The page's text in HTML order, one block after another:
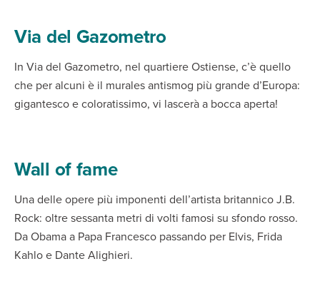
Via del Gazometro
In Via del Gazometro, nel quartiere Ostiense, c’è quello
che per alcuni è il murales antismog più grande d’Europa:
gigantesco e coloratissimo, vi lascerà a bocca aperta!
Wall of fame
Una delle opere più imponenti dell’artista britannico J.B.
Rock: oltre sessanta metri di volti famosi su sfondo rosso.
Da Obama a Papa Francesco passando per Elvis, Frida
Kahlo e Dante Alighieri.